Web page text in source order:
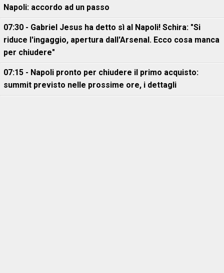
Napoli: accordo ad un passo
07:30 - Gabriel Jesus ha detto sì al Napoli! Schira: "Si
riduce l'ingaggio, apertura dall'Arsenal. Ecco cosa manca
per chiudere"
07:15 - Napoli pronto per chiudere il primo acquisto:
summit previsto nelle prossime ore, i dettagli